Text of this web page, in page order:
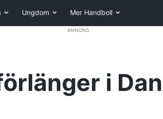
Ungdom Mer Handboll
ANNONS
i